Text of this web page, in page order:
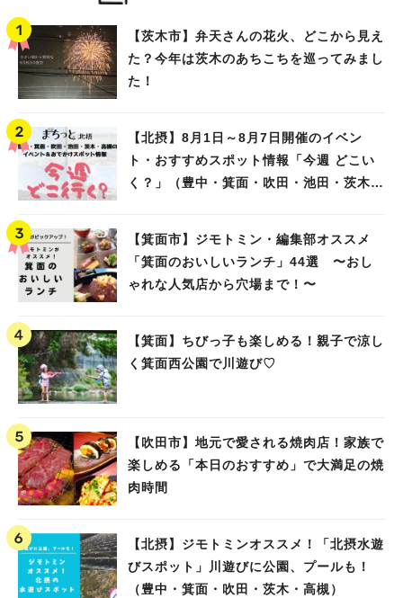
【茨木市】弁天さんの花火、どこから見え
た？今年は茨木のあちこちを巡ってみまし
た！
【北摂】8月1日～8月7日開催のイベン
ト・おすすめスポット情報「今週 どこい
く？」（豊中・箕面・吹田・池田・茨木・
【箕面市】ジモトミン・編集部オススメ
「箕面のおいしいランチ」44選 〜おし
ゃれな人気店から穴場まで！〜
【箕面】ちびっ子も楽しめる！親子で涼し
く箕面西公園で川遊び♡
【吹田市】地元で愛される焼肉店！家族で
楽しめる「本日のおすすめ」で大満足の焼
肉時間
【北摂】ジモトミンオススメ！「北摂水遊
びスポット」川遊びに公園、プールも！
（豊中・箕面・吹田・茨木・高槻）